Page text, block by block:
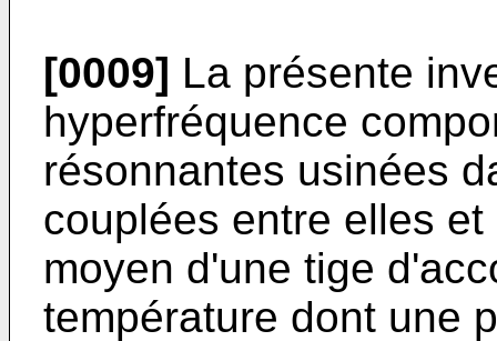
[0009] La présente
hyperfréquence
résonnantes usinées
couplées entre elles
moyen d'une tige
température dont une